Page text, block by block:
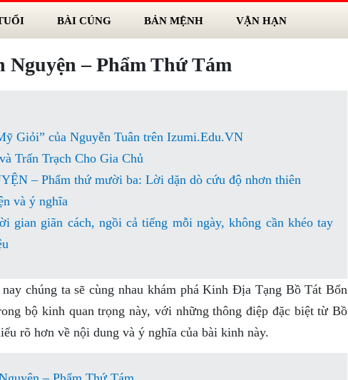
BÀI CÚNG BẢN MỆNH VẬN HẠN
– Phẩm Thứ Tám
Giỏi” của Nguyễn Tuân trên Izumi.Edu.VN
Trấn Trạch Cho Gia Chủ
– Phẩm thứ mười ba: Lời dặn dò cứu độ nhơn thiên
và ý nghĩa
gian giãn cách, ngồi cả tiếng mỗi ngày, không cần khéo tay
chúng ta sẽ cùng nhau khám phá Kinh Địa Tạng Bồ Tát Bổn
bộ kinh quan trọng này, với những thông điệp đặc biệt từ Bồ
rõ hơn về nội dung và ý nghĩa của bài kinh này.